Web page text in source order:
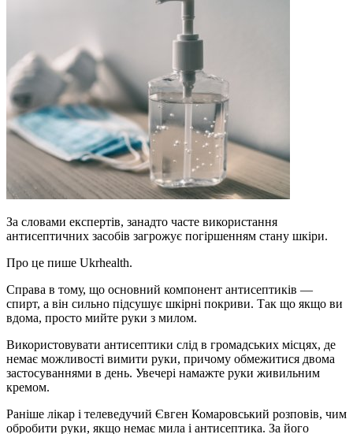
За словами експертів, занадто часте використання
антисептичних засобів загрожує погіршенням стану шкіри.
Про це пише Ukrhealth.
Справа в тому, що основний компонент антисептиків —
спирт, а він сильно підсушує шкірні покриви. Так що якщо ви
вдома, просто мийте руки з милом.
Використовувати антисептики слід в громадських місцях, де
немає можливості вимити руки, причому обмежитися двома
застосуваннями в день. Увечері намажте руки живильним
кремом.
Раніше лікар і телеведучий Євген Комаровський розповів, чим
обробити руки, якщо немає мила і антисептика. За його